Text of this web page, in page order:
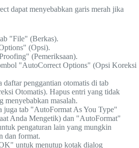
dapat menyebabkan garis merah jika
"File" (Berkas).
(Opsi).
(Pemeriksaan).
"AutoCorrect Options" (Opsi Koreksi
daftar penggantian otomatis di tab
Otomatis). Hapus entri yang tidak
menyebabkan masalah.
juga tab "AutoFormat As You Type"
Anda Mengetik) dan "AutoFormat"
pengaturan lain yang mungkin
dan format.
untuk menutup kotak dialog